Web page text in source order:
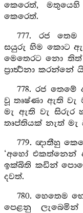
කෙරෙත්, මතුයෙහි
කෙරෙත්.
777. රජ තෙම
සයුරු හිම කොට
මෙතෙරට නො තිත්
ප්‍රාර්‍ත්‍ථනා කරන්නේ
778. රජ
වූ තෘෂ්ණා ඇති
මැ ඇති වැ සිරුර
තෘප්තියක් නැත් මැ
779. ඥාතීහු
‘අහෝ එකත්නෙන්
ඉක්බිති කඩින්
දවත්.
780. හෙතෙම
පෙළනු ලැබෙමින්